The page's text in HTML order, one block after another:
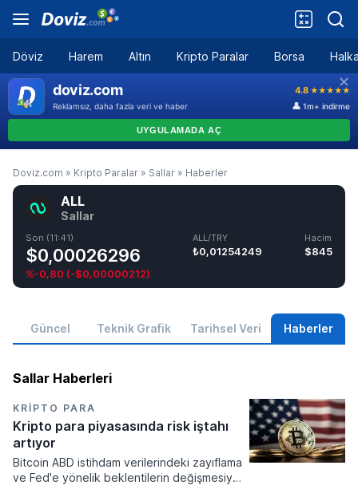
Döviz Harem Altın Kripto Paralar Borsa
Doviz.com » Kripto Paralar » Sallar » Haberler
ALL
Sallar
Son (11:41)
$0,00026296
%-0,80 (-$0,00000212)
ALL/TRY
₺0,01254249
Hacim
$845
Güncel Teknik Grafik Tarihsel Veri Haberler
Sallar Haberleri
KRIPTO PARA
Kripto para piyasasında risk iştahı
artıyor
Bitcoin ABD istihdam verilerindeki zayıflama
ve Fed'e yönelik beklentilerin değişmesiyle